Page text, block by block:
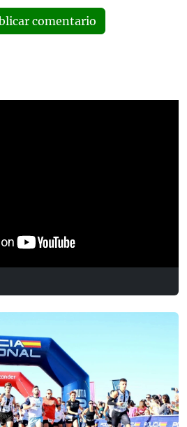
comentario